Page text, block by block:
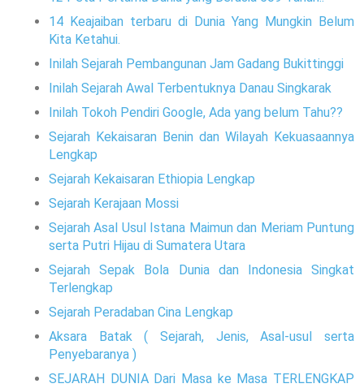
14 Keajaiban terbaru di Dunia Yang Mungkin Belum
Kita Ketahui.
Inilah Sejarah Pembangunan Jam Gadang Bukittinggi
Inilah Sejarah Awal Terbentuknya Danau Singkarak
Inilah Tokoh Pendiri Google, Ada yang belum Tahu??
Sejarah Kekaisaran Benin dan Wilayah Kekuasaannya
Lengkap
Sejarah Kekaisaran Ethiopia Lengkap
Sejarah Kerajaan Mossi
Sejarah Asal Usul Istana Maimun dan Meriam Puntung
serta Putri Hijau di Sumatera Utara
Sejarah Sepak Bola Dunia dan Indonesia Singkat
Terlengkap
Sejarah Peradaban Cina Lengkap
Aksara Batak ( Sejarah, Jenis, Asal-usul serta
Penyebaranya )
SEJARAH DUNIA Dari Masa ke Masa TERLENGKAP